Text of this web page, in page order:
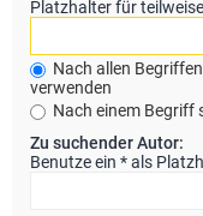
Platzhalter für
Nach allen
verwenden
Nach einem Begriff
Zu suchender Autor:
Benutze ein * als